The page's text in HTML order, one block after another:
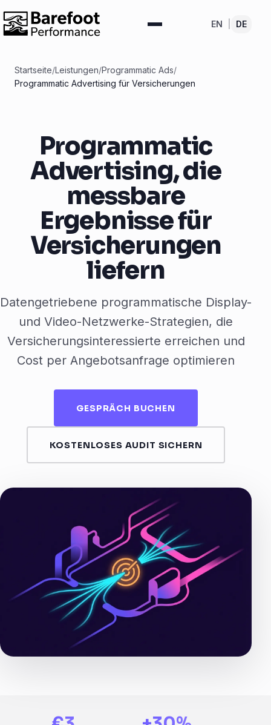
EN DE
Startseite/Leistungen/Programmatic Ads/
Programmatic Advertising für Versicherungen
Programmatic
Advertising, die
messbare
Ergebnisse für
Versicherungen
liefern
Datengetriebene programmatische Display-
und Video-Netzwerke-Strategien, die
Versicherungsinteressierte erreichen und
Cost per Angebotsanfrage optimieren
GESPRÄCH BUCHEN
KOSTENLOSES AUDIT SICHERN